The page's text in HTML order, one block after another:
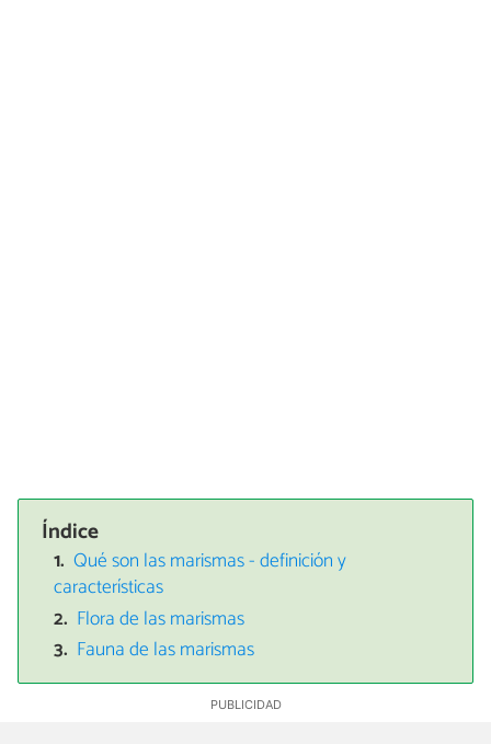
Índice
Qué son las marismas - definición y
características
Flora de las marismas
Fauna de las marismas